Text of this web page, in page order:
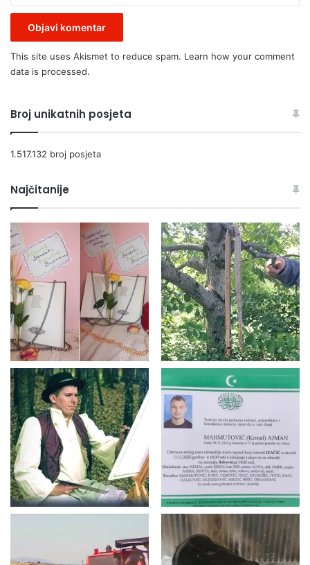
This site uses Akismet to reduce spam. Learn how your comment
data is processed.
Broj unikatnih posjeta
1.517.132 broj posjeta
Najčitanije